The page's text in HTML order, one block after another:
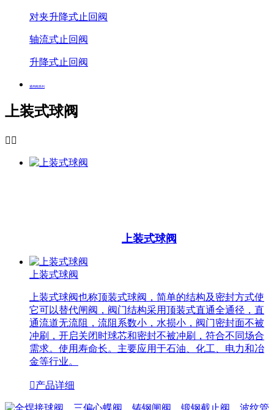
对夹升降式止回阀
轴流式止回阀
升降式止回阀
通用阀系列
上装式球阀
 
上装式球阀
上装式球阀
上装式球阀也称顶装式球阀，简单的结构及密封方式使
它可以替代闸阀，阀门结构采用顶装式直通全通径，直
通流道无流阻，流阻系数小，水损小，阀门密封面不被
冲刷，开启关闭时球芯和密封不被冲刷，符合不同场合
需求。使用寿命长。主要应用于石油、化工、电力和冶
金等行业。
产品详细